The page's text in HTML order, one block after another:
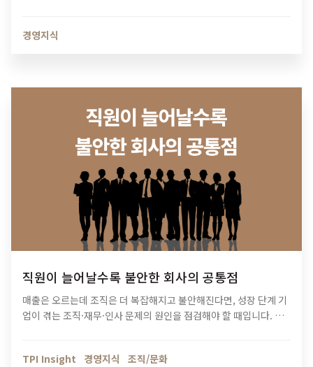
경영지식
직원이 늘어날수록 불안한 회사의 공통점
매출은 오르는데 조직은 더 복잡해지고 불안해진다면, 성장 단계 기
업이 겪는 조직·재무·인사 문제의 원인을 점검해야 할 때입니다. 티
TPI Insight
경영지식 조직/문화